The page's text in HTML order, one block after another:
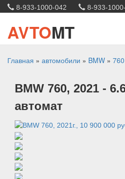
8-933-1000-042 8-933-
AVTOMT
Главная » автомобили » BMW » 760
BMW 760, 2021 -
автомат